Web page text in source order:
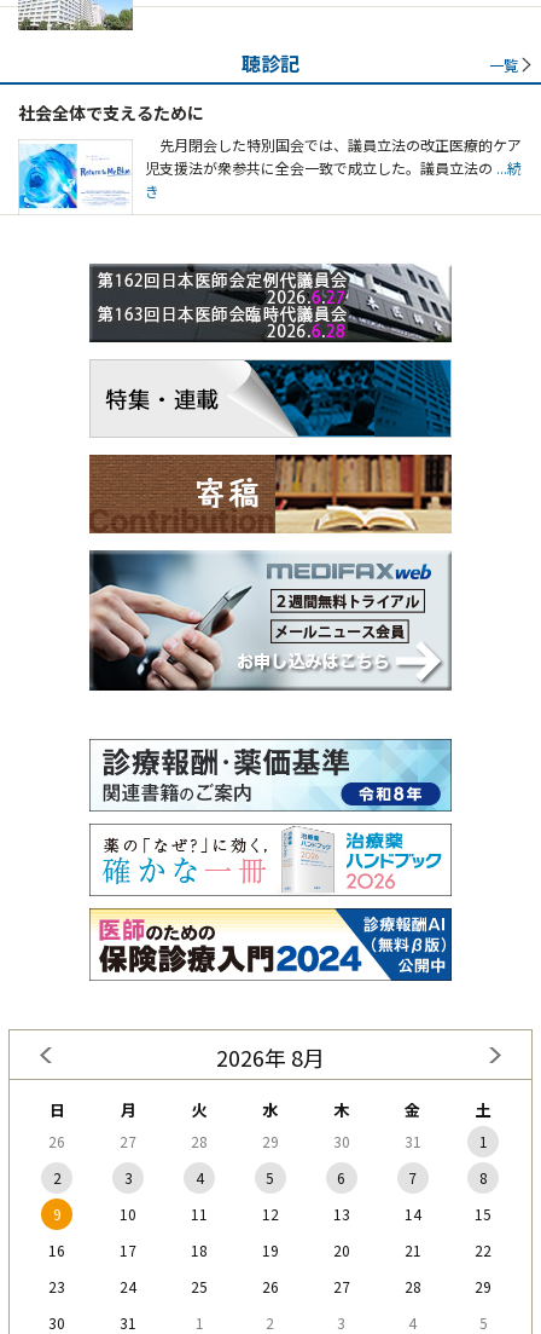
聴診記 一覧
社会全体で支えるために
先月閉会した特別国会では、議員立法の改正医療的ケア
児支援法が衆参共に全会一致で成立した。議員立法の ...続
き
2026年 8月
日 月 火 水 木 金 土
26 27 28 29 30 31
1
2
3 4 5 6 7
8
9
10 11 12 13 14
15
16
17 18 19 20 21
22
23
24 25 26 27 28
29
30
31 1 2 3 4 5